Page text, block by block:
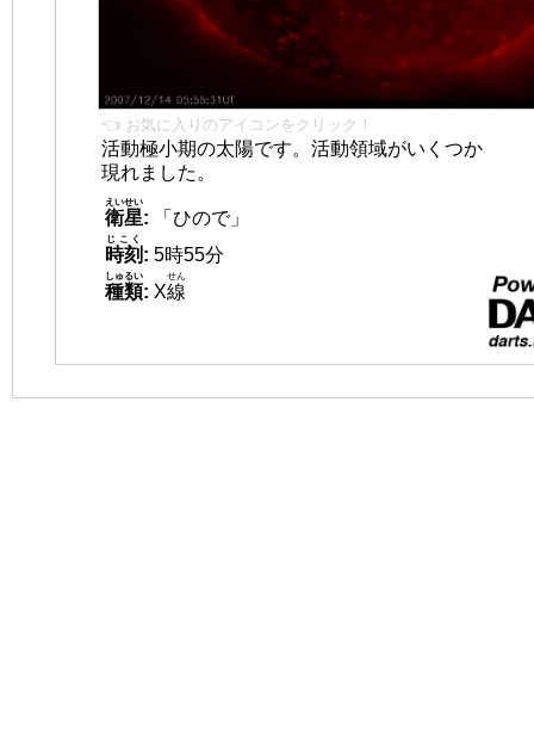
👈 お気に入りのアイコンをクリック！
活動極小期の太陽です。活動領域がいくつか
現れました。
衛星
えいせい
:
「ひので」
時刻
じこく
: 5時55分
種類
しゅるい
: X線
せん